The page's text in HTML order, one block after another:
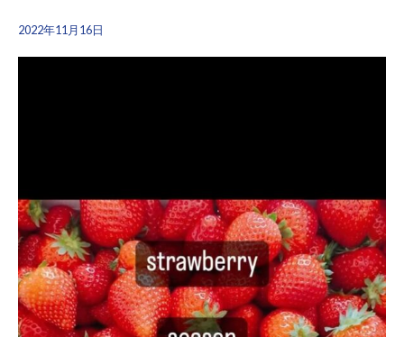
2022年11月16日